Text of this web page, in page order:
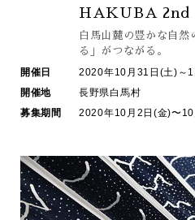
HAKUBA 2nd
白馬山麓の豊かな自然
る」がつながる。
開催日
2020年10月31日(土)～
開催地
長野県白馬村
募集期間
2020年10月2日(金)〜